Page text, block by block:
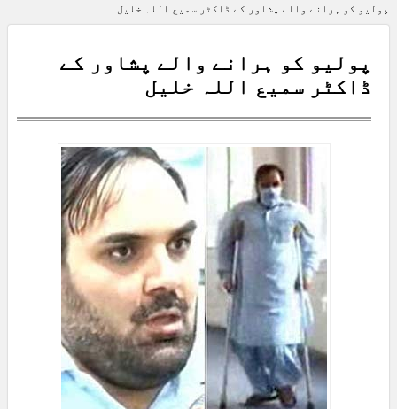
پولیو کو ہرانے والے پشاور کے ڈاکٹر سمیع اللہ خلیل
پولیو کو ہرانے والے پشاور کے
ڈاکٹر سمیع اللہ خلیل